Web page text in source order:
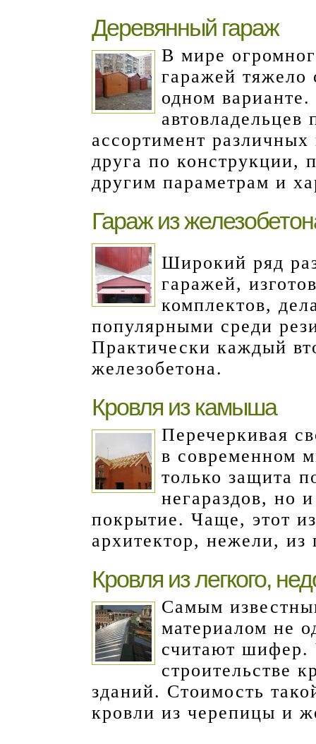
Деревянный гараж
В мире
гаражей тяжело
одном
ассортимент
друга по конструкции,
другим параметрам и
Гараж из
Широкий ряд
гаражей,
комплектов,
популярными среди
Практически каждый
железобетона.
Кровля из камыша
Перечеркивая
в современном
только защита
негараздов, но
покрытие. Чаще, этот
архитектор, нежели, из
Кровля из легкого,
Самым
материалом не
считают шифер.
строительстве
зданий. Стоимость
кровли из черепицы и